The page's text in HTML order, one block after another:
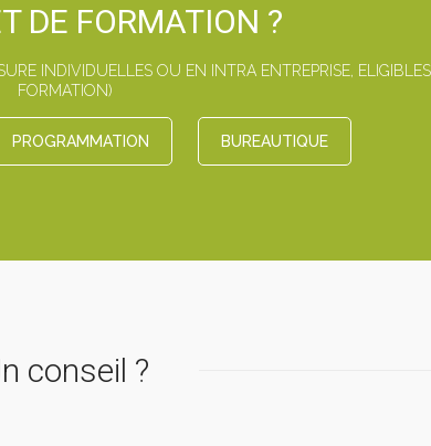
DE FORMATION ?
INDIVIDUELLES OU EN INTRA ENTREPRISE,
FORMATION)
PROGRAMMATION BUREAUTIQUE
conseil ?